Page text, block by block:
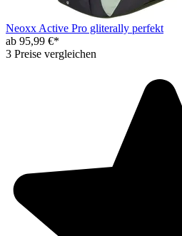
Neoxx Active Pro gliterally perfekt
ab 95,99 €*
3 Preise vergleichen